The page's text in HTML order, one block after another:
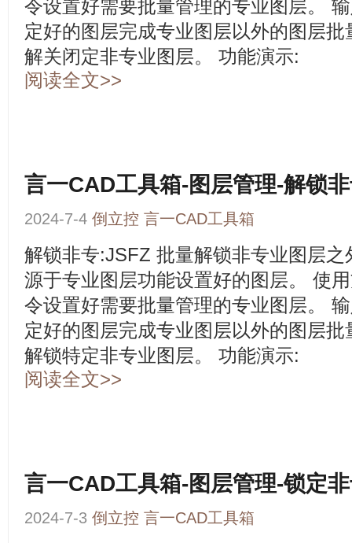
令设置好需要批量管理的专业图层。
定好的图层完成专业图层以外的图层
解关闭定非专业图层。 功能演示:
阅读全文>>
言一CAD工具箱-图层管理-解锁
2024-7-4 倒立控 言一CAD工具箱
解锁非专:JSFZ 批量解锁非专业图层
源于专业图层功能设置好的图层。 使
令设置好需要批量管理的专业图层。
定好的图层完成专业图层以外的图层
解锁特定非专业图层。 功能演示:
阅读全文>>
言一CAD工具箱-图层管理-锁定
2024-7-3 倒立控 言一CAD工具箱